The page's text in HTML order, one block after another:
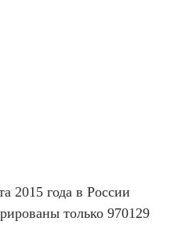
2015 года в России
только 970129